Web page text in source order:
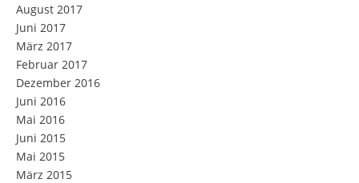
August 2017
Juni 2017
März 2017
Februar 2017
Dezember 2016
Juni 2016
Mai 2016
Juni 2015
Mai 2015
März 2015